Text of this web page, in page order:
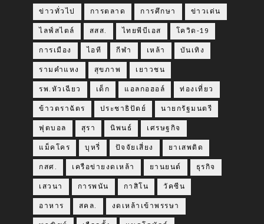
ข่าวทั่วไป การตลาด การศึกษา ข่าวเด่น
ไลฟ์สไตล์ สสส. ไทยพีบีเอส โควิด-19
การเมือง ไอที กีฬา เหล้า บันเทิง
รามคำแหง สุขภาพ เยาวชน
รพ.หัวเฉียว เด็ก แอลกอฮอล์ ท่องเที่ยว
ข้าวตราฉัตร ประชาธิปัตย์ นายกรัฐมนตรี
ฟุตบอล สุรา นิพนธ์ เศรษฐกิจ
แม็คโคร บุหรี่ ปัจจัยเสี่ยง ยาเสพติด
กสศ. เครือข่ายงดเหล้า ยานยนต์ ธุรกิจ
เสวนา การพนัน กาสิโน วัคซีน
อาหาร สคล. งดเหล้าเข้าพรรษา